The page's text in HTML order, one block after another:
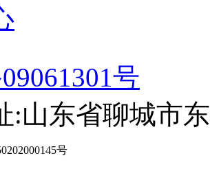
号
:山东省聊城市
号